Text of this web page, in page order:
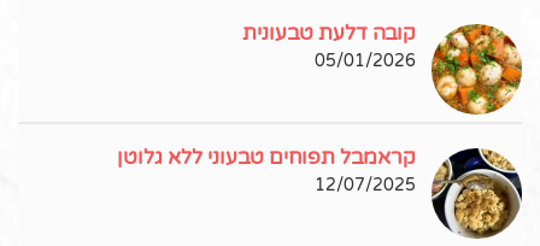
קובה דלעת טבעונית
05/01/2026
קראמבל תפוחים טבעוני ללא גלוטן
12/07/2025